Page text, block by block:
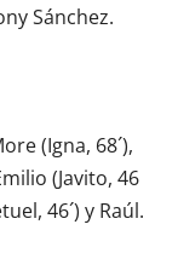
Sánchez.
(Igna, 68´),
(Javito, 46
46´) y Raúl.